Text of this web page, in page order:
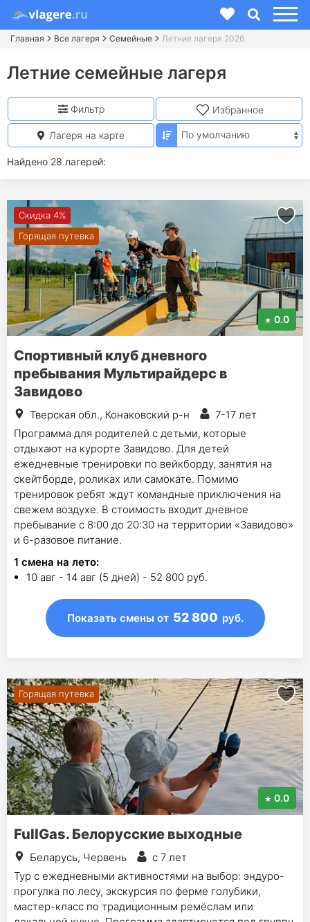
Главная Все лагеря Семейные Летние лагеря 2026
Летние семейные лагеря
Найдено 28 лагерей:
Фильтр Избранное
Лагеря на карте
Скидка 4%
Горящая путевка
0.0
Спортивный клуб дневного
пребывания Мультирайдерс в
Завидово
Тверская обл., Конаковский р-н
7-17 лет
Программа для родителей с детьми, которые
отдыхают на курорте Завидово. Для детей
ежедневные тренировки по вейкборду, занятия на
скейтборде, роликах или самокате. Помимо
тренировок ребят ждут командные приключения на
свежем воздухе. В стоимость входит дневное
пребывание с 8:00 до 20:30 на территории «Завидово»
и 6-разовое питание.
1 смена на лето:
10 авг - 14 авг (5 дней) - 52 800 руб.
Показать смены от 52 800 руб.
Горящая путевка
0.0
FullGas. Белорусские выходные
Беларусь, Червень
с 7 лет
Тур с ежедневными активностями на выбор: эндуро-
прогулка по лесу, экскурсия по ферме голубики,
мастер-класс по традиционным ремёслам или